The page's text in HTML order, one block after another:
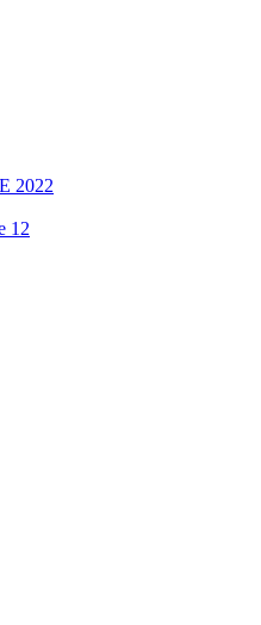
2022
12